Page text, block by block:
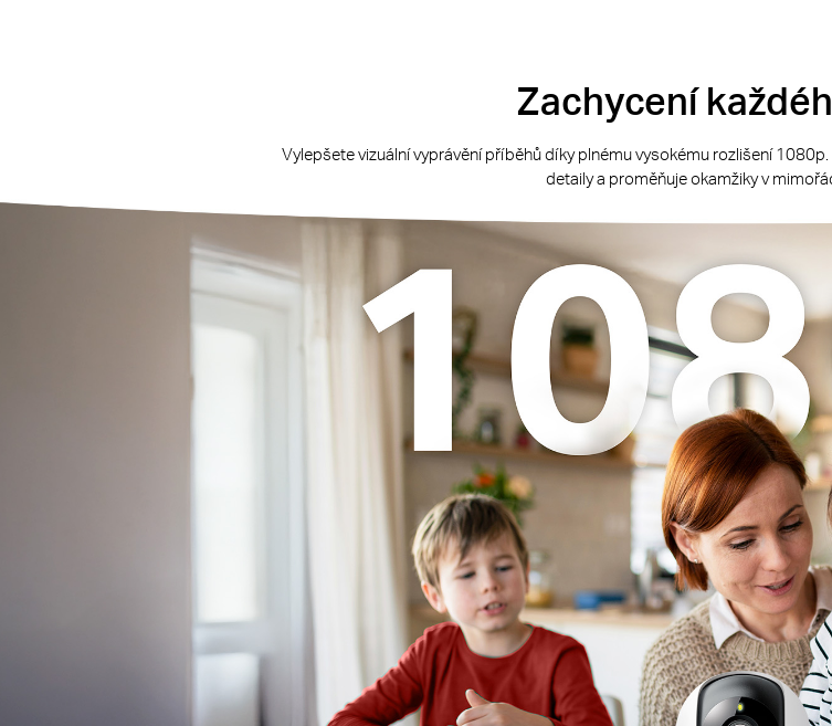
Zachycení
Vylepšete vizuální vyprávění příběhů díky plnému vysokému rozlišení
detaily a proměňuje okamžiky v